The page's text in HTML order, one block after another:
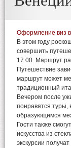
Оформление виз
В этом году
совершить
17.00. Маршрут
Путешествие
маршрут может
традиционный
Вечером после
понравятся
образующимся
Гости также
искусства из
экскурсии